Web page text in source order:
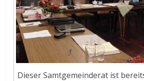
Dieser Samtgemeinderat ist